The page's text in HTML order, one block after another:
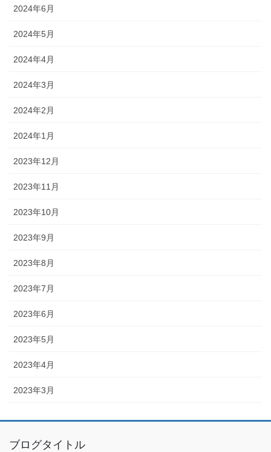
2024年6月
2024年5月
2024年4月
2024年3月
2024年2月
2024年1月
2023年12月
2023年11月
2023年10月
2023年9月
2023年8月
2023年7月
2023年6月
2023年5月
2023年4月
2023年3月
ブログタイトル